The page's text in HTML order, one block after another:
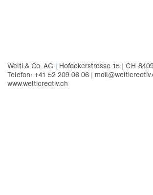
Welti & Co. AG | Hofackerstrasse 15 | CH-
Telefon: +41 52 209 06 06 |
www.welticreativ.ch